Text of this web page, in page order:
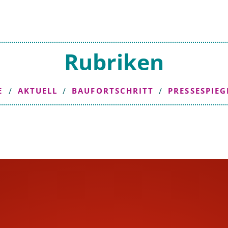
Rubriken
/ AKTUELL / BAUFORTSCHRITT /